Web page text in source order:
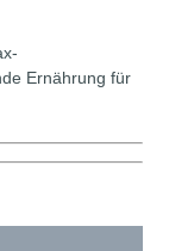
Ernährung für